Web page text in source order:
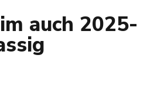
auch 2025-